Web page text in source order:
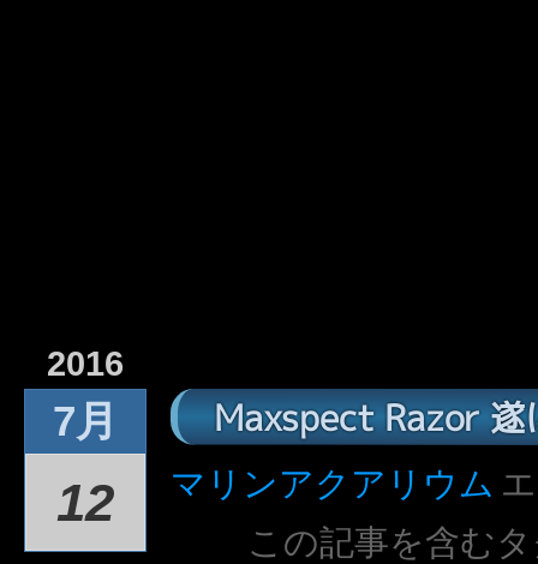
2016
7月
12
Maxspect Razor 遂
マリンアクアリウム
この記事を含む